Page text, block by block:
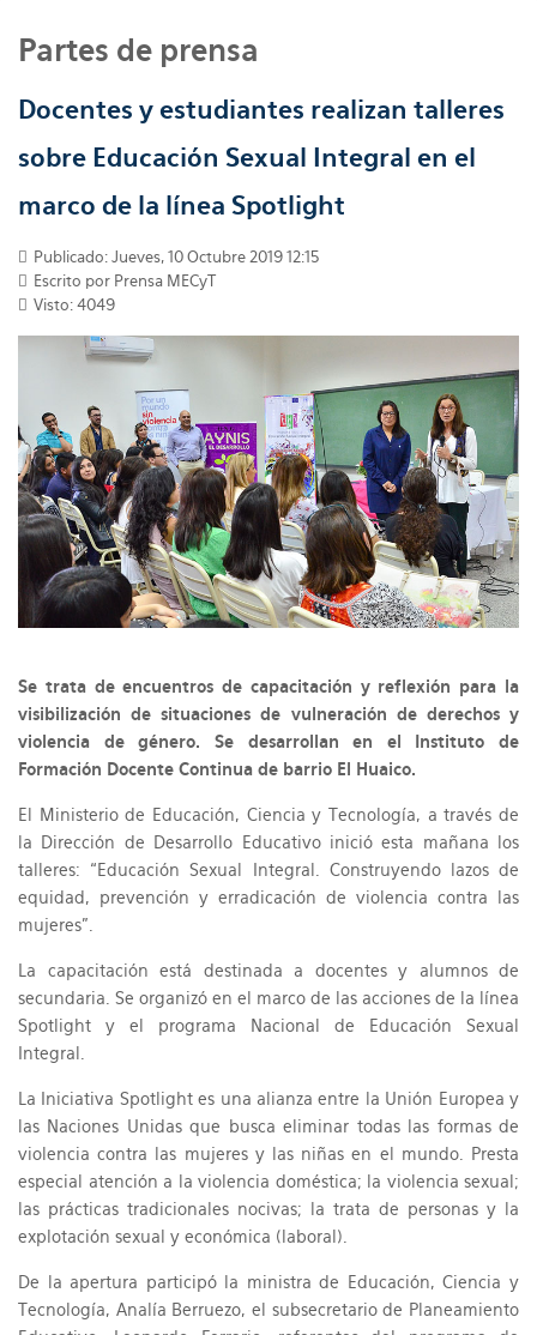
Partes de prensa
Docentes y estudiantes realizan talleres
sobre Educación Sexual Integral en el
marco de la línea Spotlight
Publicado: Jueves, 10 Octubre 2019 12:15
Escrito por Prensa MECyT
Visto: 4049
Se trata de encuentros de capacitación y reflexión para la
visibilización de situaciones de vulneración de derechos y
violencia de género. Se desarrollan en el Instituto de
Formación Docente Continua de barrio El Huaico.
El Ministerio de Educación, Ciencia y Tecnología, a través de
la Dirección de Desarrollo Educativo inició esta mañana los
talleres: “Educación Sexual Integral. Construyendo lazos de
equidad, prevención y erradicación de violencia contra las
mujeres”.
La capacitación está destinada a docentes y alumnos de
secundaria. Se organizó en el marco de las acciones de la línea
Spotlight y el programa Nacional de Educación Sexual
Integral.
La Iniciativa Spotlight es una alianza entre la Unión Europea y
las Naciones Unidas que busca eliminar todas las formas de
violencia contra las mujeres y las niñas en el mundo. Presta
especial atención a la violencia doméstica; la violencia sexual;
las prácticas tradicionales nocivas; la trata de personas y la
explotación sexual y económica (laboral).
De la apertura participó la ministra de Educación, Ciencia y
Tecnología, Analía Berruezo, el subsecretario de Planeamiento